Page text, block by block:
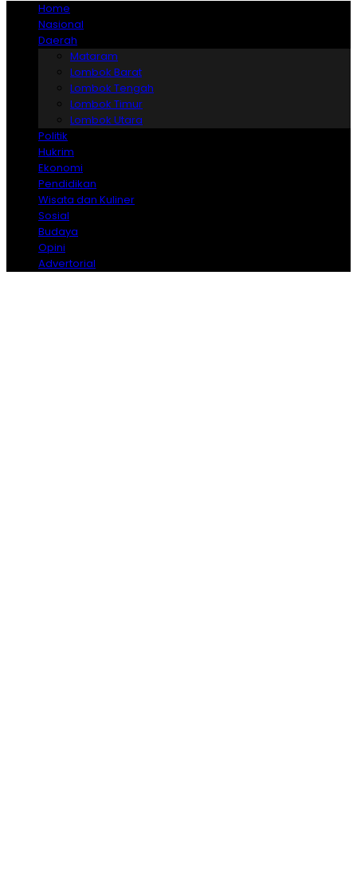
Home
Nasional
Daerah
Mataram
Lombok Barat
Lombok Tengah
Lombok Timur
Lombok Utara
Politik
Hukrim
Ekonomi
Pendidikan
Wisata dan Kuliner
Sosial
Budaya
Opini
Advertorial